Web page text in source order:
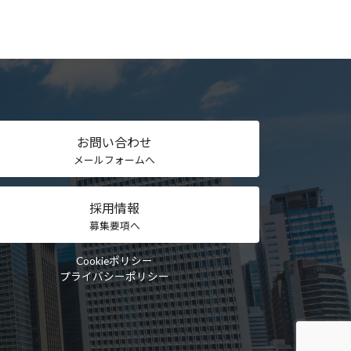
お問い合わせ
メールフォームへ
採用情報
募集要項へ
Cookieポリシー
プライバシーポリシー